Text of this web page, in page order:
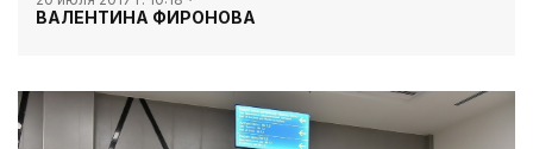
ВАЛЕНТИНА ФИРОНОВА